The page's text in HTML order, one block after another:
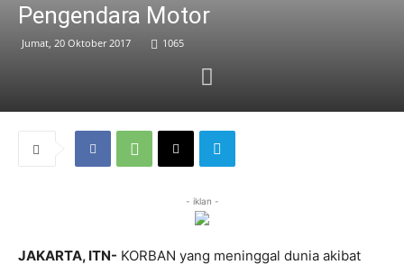
Pengendara Motor
Jumat, 20 Oktober 2017 1065
- iklan -
JAKARTA, ITN- KORBAN yang meninggal dunia akibat